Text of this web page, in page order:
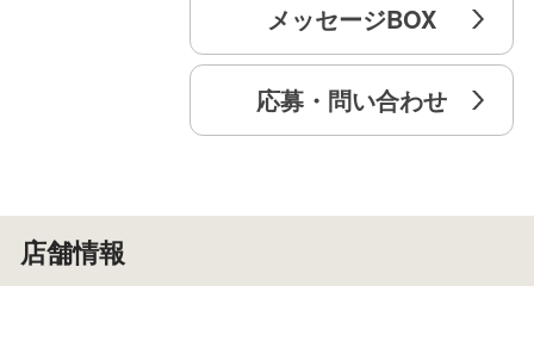
メッセージBOX
応募・問い合わせ
店舗情報